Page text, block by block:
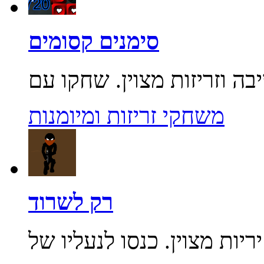
סימנים קסומים
משחקי זריזות ומיומנות
רק לשרוד